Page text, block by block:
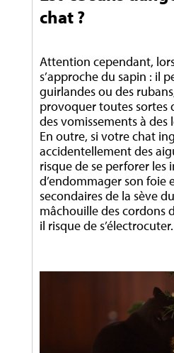
chat ?
Attention cependant,
s’approche du sapin : il
guirlandes ou des
provoquer toutes sortes
des vomissements à des
En outre, si votre chat
accidentellement des
risque de se perforer les
d’endommager son foie
secondaires de la sève
mâchouille des cordons
il risque de s’électrocuter.